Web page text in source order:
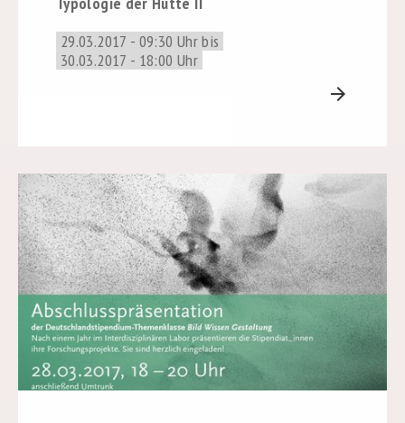
29.03.2017 - 09:30 Uhr bis
30.03.2017 - 18:00 Uhr
arrow_forward